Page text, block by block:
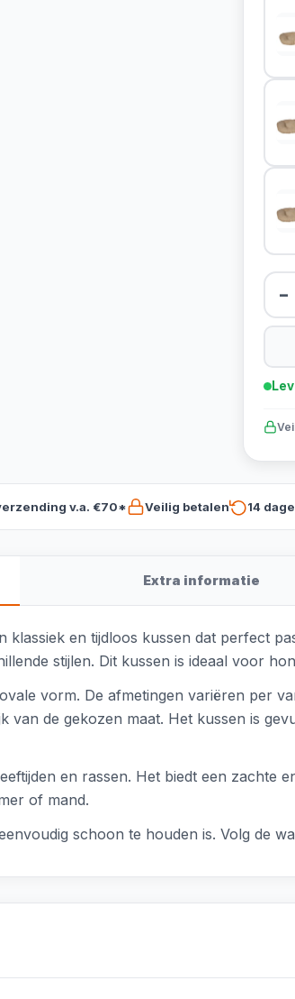
−
v.a. €70* Veilig betalen 14
Extra informatie
klassiek en tijdloos kussen dat perfect
stijlen. Dit kussen is ideaal voor
vorm. De afmetingen variëren per
van de gekozen maat. Het kussen is
en rassen. Het biedt een zachte
of mand.
schoon te houden is. Volg de